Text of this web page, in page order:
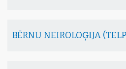
BĒRNU NEIROLOĢIJA